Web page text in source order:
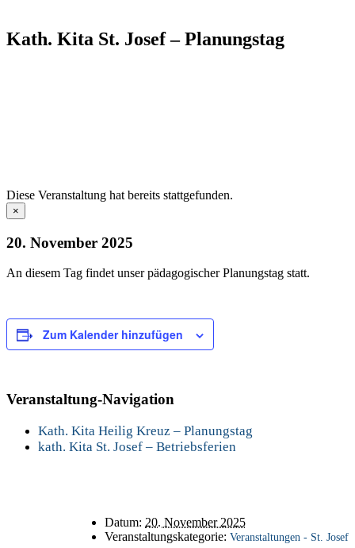
Kath. Kita St. Josef – Planungstag
Diese Veranstaltung hat bereits stattgefunden.
×
20. November 2025
An diesem Tag findet unser pädagogischer Planungstag statt.
Zum Kalender hinzufügen
Veranstaltung-Navigation
Kath. Kita Heilig Kreuz – Planungstag
kath. Kita St. Josef – Betriebsferien
Datum: 20. November 2025
Veranstaltungskategorie: Veranstaltungen - St. Josef